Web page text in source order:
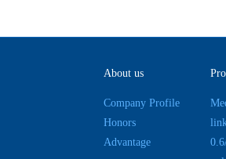
About us
Company Profile
Honors
Advantage